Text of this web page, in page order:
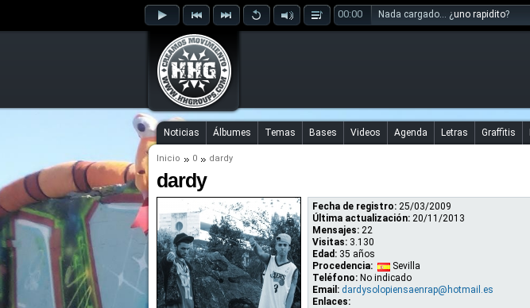
00:00 Nada cargado... ¿uno rapidito?
Noticias Álbumes Temas Bases Videos Agenda Letras Graffitis
Inicio 0 dardy
dardy
Fecha de registro: 25/03/2009
Última actualización: 20/11/2013
Mensajes: 22
Visitas: 3.130
Edad: 35 años
Procedencia:
Sevilla
Teléfono: No indicado
Email: dardysolopiensaenrap@hotmail.es
Enlaces: